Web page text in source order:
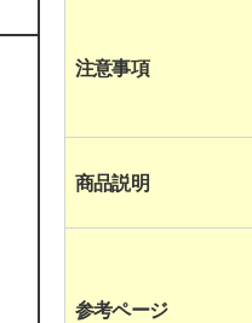
注意事項
商品説明
参考ページ